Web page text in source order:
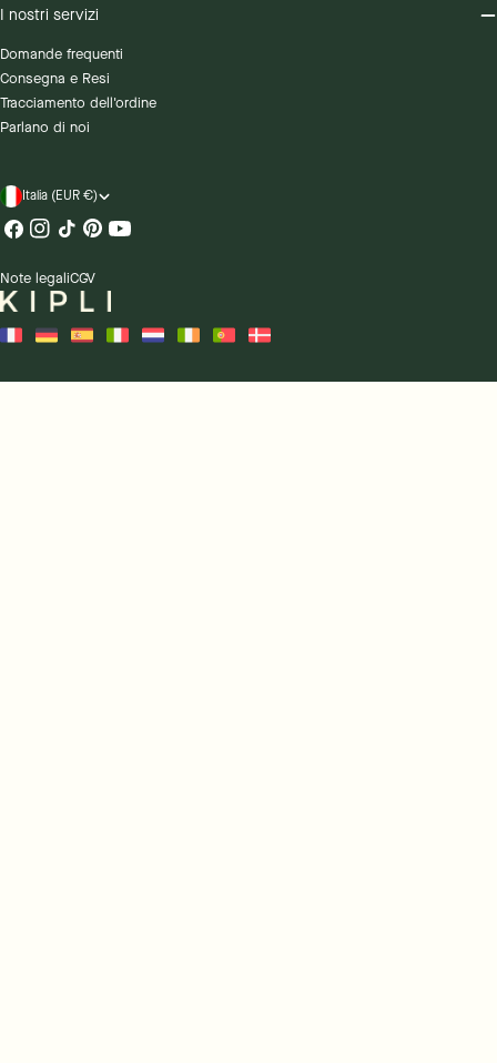
I nostri servizi
Domande frequenti
Consegna e Resi
Tracciamento dell'ordine
Parlano di noi
Paese/regione
Italia (EUR €)
Facebook
Instagram
Tic
PinterestYoutube
Note legaliCGV